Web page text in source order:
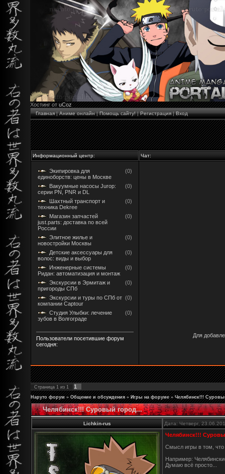
Хостинг отuCoz
Главная|Аниме онлайн|Помощь сайту!|Регистрация|Вход
Информационный центр: Чат:
Экипировка для
единоборств: цены в Москве
(0)
Вакуумные насосы Jurop:
серии PN, PNR и DL
(0)
Шахтный транспорт и
техника Dekree
(0)
Магазин запчастей
just.parts: доставка по всей
России
(0)
Элитное жилье и
новостройки Москвы
(0)
Детские аксессуары для
волос: виды и выбор
(0)
Инженерные системы
Ридан: автоматизация и монтаж
(0)
Экскурсии в Эрмитаж и
пригороды СПб
(0)
Экскурсии и туры по СПб от
компании Captour
(0)
Студия Улыбки: лечение
зубов в Волгограде
(0)
Пользователи посетившие форум
сегодня:
Для
Страница 1 из 1 1
Наруто форум » Общение и обсуждения » Игры на форуме » Челябинск!!!
Челябинск!!! Суровый город...
Lichkin-rus Дата: Четверг,
Челябинск!!!
Смысл игры в том, что
Например:
Думаю всё просто...